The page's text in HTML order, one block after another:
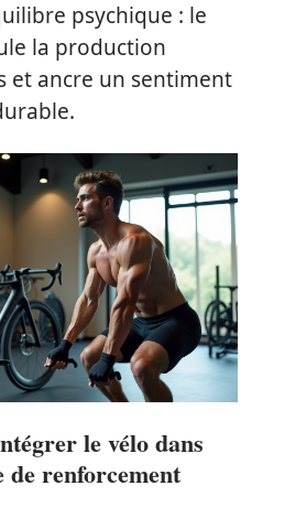
psychique : le
la production
et ancre un sentiment
le vélo dans
de renforcement